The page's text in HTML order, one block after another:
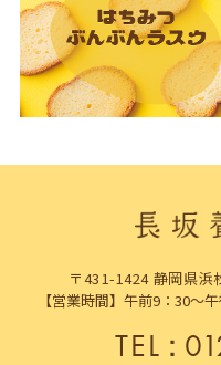
〒431-1424 静岡県浜
【営業時間】午前9：30～
TEL：